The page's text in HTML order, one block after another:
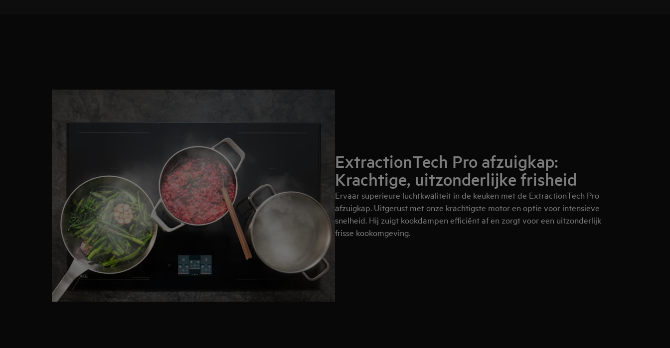
ExtractionTech Pro afzuigkap:
Krachtige, uitzonderlijke frisheid
Ervaar superieure luchtkwaliteit in de keuken met de ExtractionTech Pro
afzuigkap. Uitgerust met onze krachtigste motor en optie voor intensieve
snelheid. Hij zuigt kookdampen efficiënt af en zorgt voor een uitzonderlijk
frisse kookomgeving.